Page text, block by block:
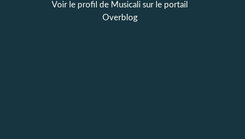
Voir le profil de Musicali sur le portail
Overblog